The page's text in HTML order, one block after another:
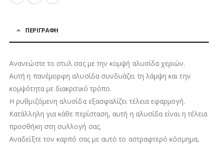
ΠΕΡΙΓΡΑΦΉ
Ανανεώστε το στυλ σας με την κομψή αλυσίδα χεριών.
Αυτή η πανέμορφη αλυσίδα συνδυάζει τη λάμψη και την
κομψότητα με διακριτικό τρόπο.
Η ρυθμιζόμενη αλυσίδα εξασφαλίζει τέλεια εφαρμογή.
Κατάλληλη για κάθε περίσταση, αυτή η αλυσίδα είναι η τέλεια
προσθήκη στη συλλογή σας.
Αναδείξτε τον καρπό σας με αυτό το αστραφτερό κόσμημα,